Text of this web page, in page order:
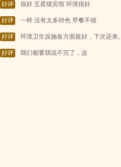
好评 很好 五星级宾馆 环境很好
好评 一样 没有太多特色 早餐不错
好评 环境卫生设施各方面挺好，下次还来。
好评 我们都要我说不完了，这